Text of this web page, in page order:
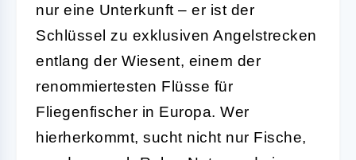
nur eine Unterkunft – er ist der
Schlüssel zu exklusiven Angelstrecken
entlang der Wiesent, einem der
renommiertesten Flüsse für
Fliegenfischer in Europa. Wer
hierherkommt, sucht nicht nur Fische,